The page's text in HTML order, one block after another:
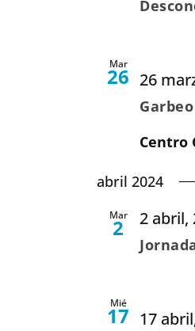
Mar
26 26
Centro
abril 2024
Mar
2 2 abril,
Mié
17 17